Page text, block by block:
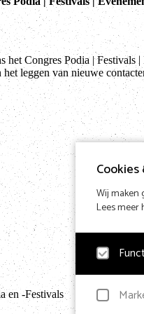
Wij maken
Lees meer
Congres Podia | Festivals |
het leggen van nieuwe
en -Festivals